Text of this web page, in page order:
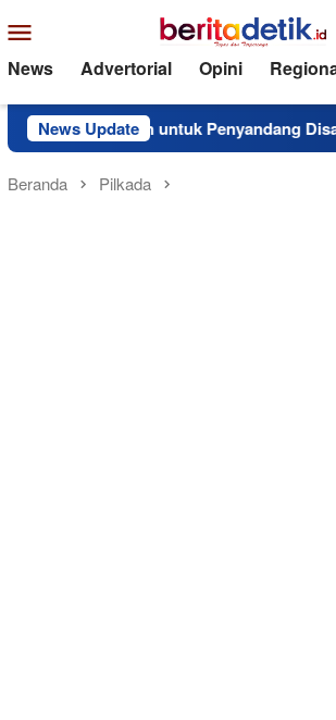
ke
kontenMobile
News Advertorial Opini
News Update
untuk Penyandang Disabilitas
Beranda Pilkada